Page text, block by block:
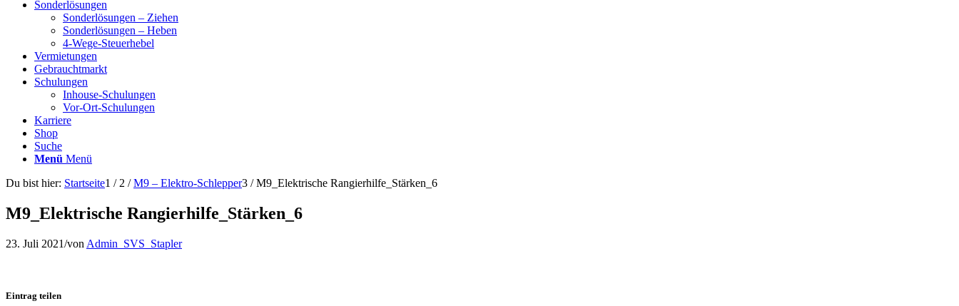
Sonderlösungen
Sonderlösungen – Ziehen
Sonderlösungen – Heben
4-Wege-Steuerhebel
Vermietungen
Gebrauchtmarkt
Schulungen
Inhouse-Schulungen
Vor-Ort-Schulungen
Karriere
Shop
Suche
Menü Menü
Du bist hier: Startseite1 / 2 / M9 – Elektro-Schlepper3 / M9_Elektrische Rangierhilfe_Stärken_6
M9_Elektrische Rangierhilfe_Stärken_6
23. Juli 2021/von Admin_SVS_Stapler
Eintrag teilen